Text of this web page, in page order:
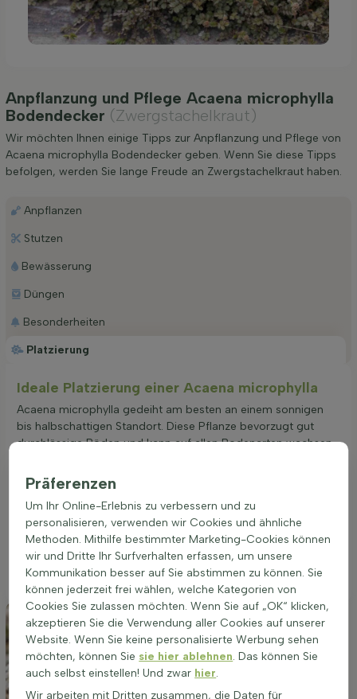
Anpflanzung und Pflege Acaena microphylla
Bodendecker (Zwergstachelkraut)
Wir möchten Ihnen einige Tipps zur Anpflanzung und Pflege von
Acaena microphylla Bodendecker geben. Wenn Sie diese Tipps
befolgen, werden Sie lange Freude an Zwergstachelkraut haben.
Platzierung
Anpflanzen
Stutzen
Bewässerung
Düngen
Besonderheiten
Ideale Platzierung einer Acaena microphylla
Acaena microphylla gedeiht am besten an einem sonnigen
bis halbschattigen Standort. Diese Pflanze bevorzugt gut
durchlässige Böden und kann auf allen Bodenarten wachsen.
Der richtige Standort fördert eine gesunde und kräftige
intensiveren Blattfärbung zeigt. Acaena microphylla eignet
sich hervorragend für die Bepflanzung von Beeten, als
Gruppenpflanzung oder zur Randbepflanzung. Die Wahl des
optimalen Standorts ist entscheidend für das Wachstum und
die Blüte dieser winterharten Pflanze.
Präferenzen
Um Ihr Online-Erlebnis zu verbessern und zu
personalisieren, verwenden wir Cookies und ähnliche
Methoden. Mithilfe bestimmter Marketing-Cookies können
wir und Dritte Ihr Surfverhalten erfassen, um unsere
Kommunikation besser auf Sie abstimmen zu können. Sie
können jederzeit frei wählen, welche Kategorien von
Cookies Sie zulassen möchten. Wenn Sie auf „OK“ klicken,
akzeptieren Sie die Verwendung aller Cookies auf unserer
Website. Wenn Sie keine personalisierte Werbung sehen
möchten, können Sie sie hier ablehnen. Das können Sie
auch selbst einstellen! Und zwar hier.
Wir arbeiten mit Dritten zusammen, die Daten für